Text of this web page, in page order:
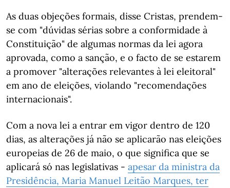
As duas objeções formais, disse Cristas, prendem-
se com "dúvidas sérias sobre a conformidade à
Constituição" de algumas normas da lei agora
aprovada, como a sanção, e o facto de se estarem
a promover "alterações relevantes à lei eleitoral"
em ano de eleições, violando "recomendações
internacionais".
Com a nova lei a entrar em vigor dentro de 120
dias, as alterações já não se aplicarão nas eleições
europeias de 26 de maio, o que significa que se
aplicará só nas legislativas - apesar da ministra da
Presidência, Maria Manuel Leitão Marques, ter